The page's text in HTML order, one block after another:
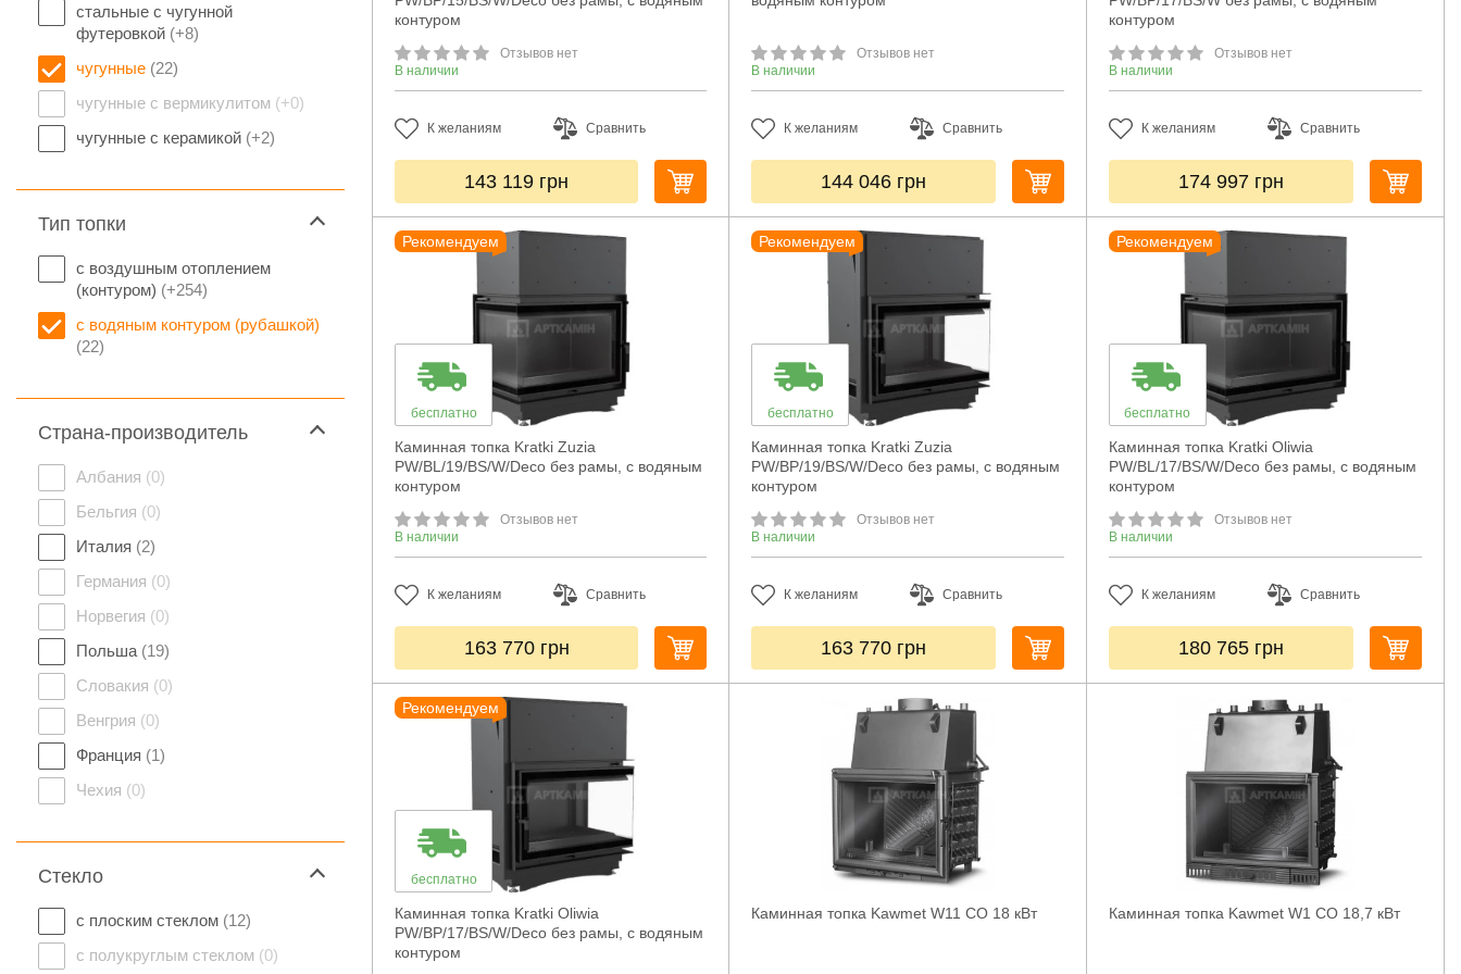
стальные с чугунной
футеровкой (+8)
чугунные (22)
чугунные с вермикулитом (+0)
чугунные с керамикой (+2)
Тип топки
с воздушным отоплением
(контуром) (+254)
с водяным контуром (рубашкой)
(22)
Страна-производитель
Албания (0)
Бельгия (0)
Италия (2)
Германия (0)
Норвегия (0)
Польша (19)
Словакия (0)
Венгрия (0)
Франция (1)
Чехия (0)
Стекло
с плоским стеклом (12)
с полукруглым стеклом (0)
контуром
Отзывов нет
В наличии
К желаниям Сравнить
143 119 грн
Отзывов нет
В наличии
К желаниям Сравнить
144 046 грн
контуром
Отзывов нет
В наличии
К желаниям Сравнить
174 997 грн
Рекомендуем
бесплатно
Каминная топка Kratki Zuzia
PW/BL/19/BS/W/Deco без рамы, с водяным
контуром
Отзывов нет
В наличии
К желаниям Сравнить
163 770 грн
Рекомендуем
бесплатно
Каминная топка Kratki Zuzia
PW/BP/19/BS/W/Deco без рамы, с водяным
контуром
Отзывов нет
В наличии
К желаниям Сравнить
163 770 грн
Рекомендуем
бесплатно
Каминная топка Kratki Oliwia
PW/BL/17/BS/W/Deco без рамы, с водяным
контуром
Отзывов нет
В наличии
К желаниям Сравнить
180 765 грн
Рекомендуем
бесплатно
Каминная топка Kratki Oliwia
PW/BP/17/BS/W/Deco без рамы, с водяным
контуром
Каминная топка Kawmet W11 CO 18 кВт Каминная топка Kawmet W1 CO 18,7 кВт